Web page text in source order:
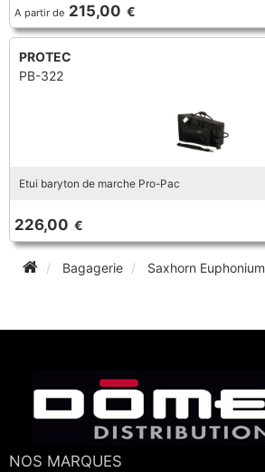
A partir de 215,00 €
PROTEC
PB-322
Etui baryton de marche Pro-Pac
226,00 €
Bagagerie Saxhorn Euphonium
NOS MARQUES